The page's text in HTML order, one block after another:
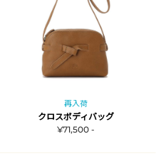
再入荷
クロスボディバッグ
¥71,500 -